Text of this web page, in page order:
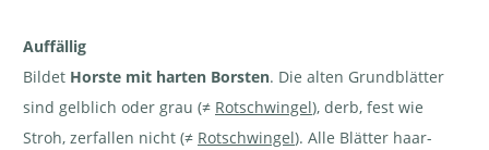
Auffällig
Bildet Horste mit harten Borsten. Die alten Grundblätter
sind gelblich oder grau (≠ Rotschwingel), derb, fest wie
Stroh, zerfallen nicht (≠ Rotschwingel). Alle Blätter haar-